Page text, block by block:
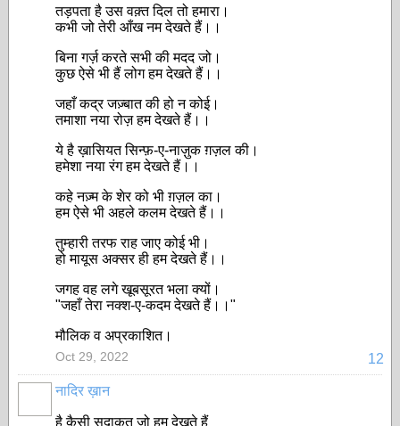
तड़पता है उस वक़्त दिल तो हमारा।
कभी जो तेरी आँख नम देखते हैं।।
बिना गर्ज़ करते सभी की मदद जो।
कुछ ऐसे भी हैं लोग हम देखते हैं।।
जहाँ कद्र जज़्बात की हो न कोई।
तमाशा नया रोज़ हम देखते हैं।।
ये है ख़ासियत सिन्फ़-ए-नाज़ुक ग़ज़ल की।
हमेशा नया रंग हम देखते हैं।।
कहे नज़्म के शेर को भी ग़ज़ल का।
हम ऐसे भी अहले कलम देखते हैं।।
तुम्हारी तरफ राह जाए कोई भी।
हो मायूस अक्सर ही हम देखते हैं।।
जगह वह लगे खूबसूरत भला क्यों।
"जहाँ तेरा नक्श-ए-कदम देखते हैं।।"
मौलिक व अप्रकाशित।
12
Oct 29, 2022
नादिर ख़ान
है कैसी सदाक़त जो हम देखते हैं